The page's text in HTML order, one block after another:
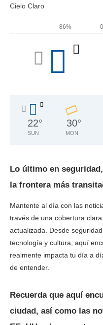
Cielo Claro
86%
22°
SUN
30°
MON
Lo último en
la frontera más
Mantente al día con las
través de una cobertura
actualizada. Desde
tecnología y cultura, aquí
realmente impacta tu día a
de entender.
Recuerda que aquí
ciudad, así como las